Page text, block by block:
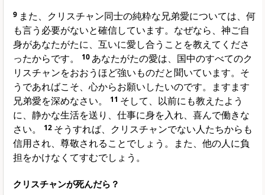
9 また、クリスチャン同士の純粋な兄弟愛については、何
も言う必要がないと確信しています。なぜなら、神ご自
身があなたがたに、互いに愛し合うことを教えてくださ
ったからです。
10 あなたがたの愛は、国中のすべてのク
リスチャンをおおうほど強いものだと聞いています。そ
うであればこそ、心からお願いしたいのです。ますます
兄弟愛を深めなさい。
11 そして、以前にも教えたよう
に、静かな生活を送り、仕事に身を入れ、喜んで働きな
さい。
12 そうすれば、クリスチャンでない人たちからも
信用され、尊敬されることでしょう。また、他の人に負
担をかけなくてすむでしょう。
クリスチャンが死んだら？